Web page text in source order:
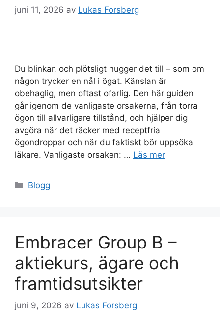
juni 11, 2026 av Lukas Forsberg
Du blinkar, och plötsligt hugger det till – som om
någon trycker en nål i ögat. Känslan är
obehaglig, men oftast ofarlig. Den här guiden
går igenom de vanligaste orsakerna, från torra
ögon till allvarligare tillstånd, och hjälper dig
avgöra när det räcker med receptfria
ögondroppar och när du faktiskt bör uppsöka
läkare. Vanligaste orsaken: … Läs mer
Kategorier
Blogg
Embracer Group B –
aktiekurs, ägare och
framtidsutsikter
juni 9, 2026 av Lukas Forsberg